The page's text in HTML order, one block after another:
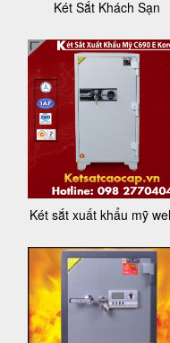
Két Sắt Khách Sạn
Két sắt xuất khẩu mỹ